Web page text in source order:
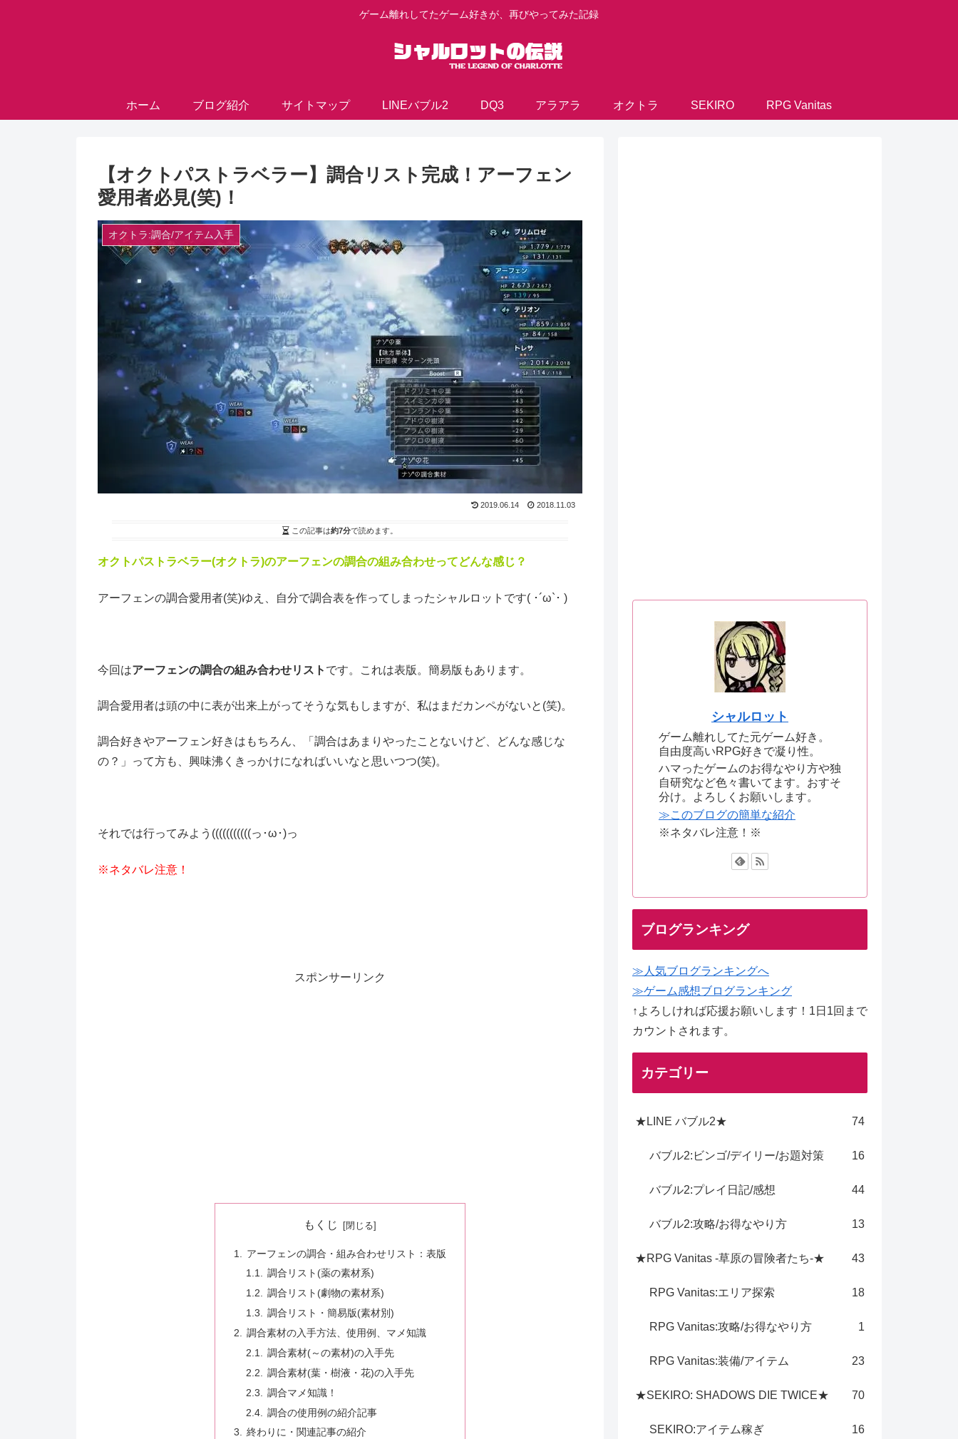
ゲーム離れしてたゲーム好きが、再びやってみた記録
ホーム ブログ紹介 サイトマップ LINEバブル2 DQ3 アラアラ オクトラ SEKIRO RPG Vanitas
【オクトパストラベラー】調合リスト完成！アーフェン
愛用者必見(笑)！
オクトラ:調合/アイテム入手
2019.06.14 2018.11.03
この記事は約7分で読めます。
オクトパストラベラー(オクトラ)のアーフェンの調合の組み合わせってどんな感じ？
アーフェンの調合愛用者(笑)ゆえ、自分で調合表を作ってしまったシャルロットです( ･´ω`･ )
今回はアーフェンの調合の組み合わせリスト です。これは表版。簡易版もあります。
調合愛用者は頭の中に表が出来上がってそうな気もしますが、私はまだカンペがないと(笑)。
調合好きやアーフェン好きはもちろん、「調合はあまりやったことないけど、どんな感じな
の？」って方も、興味沸くきっかけになればいいなと思いつつ(笑)。
それでは行ってみよう(((((((((((っ･ω･)っ
※ネタバレ注意！
スポンサーリンク
もくじ
アーフェンの調合・組み合わせリスト：表版
調合リスト(薬の素材系)
調合リスト(劇物の素材系)
調合リスト・簡易版(素材別)
調合素材の入手方法、使用例、マメ知識
調合素材(～の素材)の入手先
調合素材(葉・樹液・花)の入手先
調合マメ知識！
調合の使用例の紹介記事
終わりに・関連記事の紹介
シャルロット
ゲーム離れしてた元ゲーム好き。
自由度高いRPG好きで凝り性。
ハマったゲームのお得なやり方や独
自研究など色々書いてます。おすそ
分け。よろしくお願いします。
≫このブログの簡単な紹介
※ネタバレ注意！※
ブログランキング
≫人気ブログランキングへ
≫ゲーム感想ブログランキング
↑よろしければ応援お願いします！1日1回まで
カウントされます。
カテゴリー
★LINE バブル2★ 74
バブル2:ビンゴ/デイリー/お題対策 16
バブル2:プレイ日記/感想 44
バブル2:攻略/お得なやり方 13
★RPG Vanitas -草原の冒険者たち-★ 43
RPG Vanitas:エリア探索 18
RPG Vanitas:攻略/お得なやり方 1
RPG Vanitas:装備/アイテム 23
★SEKIRO: SHADOWS DIE TWICE★ 70
SEKIRO:アイテム稼ぎ 16